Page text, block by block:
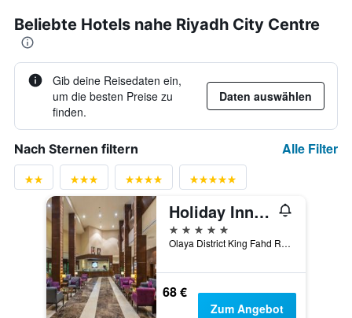
Beliebte Hotels nahe Riyadh City Centre
Gib deine Reisedaten ein,
um die besten Preise zu
finden.
Daten auswählen
Nach Sternen filtern Alle Filter
Holiday Inn Riyadh - Al Qasr By IHG
5 Sterne
Olaya District King Fahd Road, Riad, Saudi-Arabien
68 €
Zum Angebot